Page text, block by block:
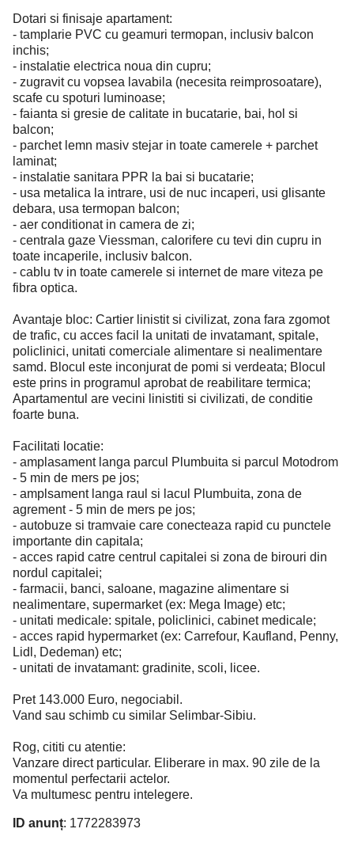
Dotari si finisaje apartament:
- tamplarie PVC cu geamuri termopan, inclusiv balcon
inchis;
- instalatie electrica noua din cupru;
- zugravit cu vopsea lavabila (necesita reimprosoatare),
scafe cu spoturi luminoase;
- faianta si gresie de calitate in bucatarie, bai, hol si
balcon;
- parchet lemn masiv stejar in toate camerele + parchet
laminat;
- instalatie sanitara PPR la bai si bucatarie;
- usa metalica la intrare, usi de nuc incaperi, usi glisante
debara, usa termopan balcon;
- aer conditionat in camera de zi;
- centrala gaze Viessman, calorifere cu tevi din cupru in
toate incaperile, inclusiv balcon.
- cablu tv in toate camerele si internet de mare viteza pe
fibra optica.
Avantaje bloc: Cartier linistit si civilizat, zona fara zgomot
de trafic, cu acces facil la unitati de invatamant, spitale,
policlinici, unitati comerciale alimentare si nealimentare
samd. Blocul este inconjurat de pomi si verdeata; Blocul
este prins in programul aprobat de reabilitare termica;
Apartamentul are vecini linistiti si civilizati, de conditie
foarte buna.
Facilitati locatie:
- amplasament langa parcul Plumbuita si parcul Motodrom
- 5 min de mers pe jos;
- amplsament langa raul si lacul Plumbuita, zona de
agrement - 5 min de mers pe jos;
- autobuze si tramvaie care conecteaza rapid cu punctele
importante din capitala;
- acces rapid catre centrul capitalei si zona de birouri din
nordul capitalei;
- farmacii, banci, saloane, magazine alimentare si
nealimentare, supermarket (ex: Mega Image) etc;
- unitati medicale: spitale, policlinici, cabinet medicale;
- acces rapid hypermarket (ex: Carrefour, Kaufland, Penny,
Lidl, Dedeman) etc;
- unitati de invatamant: gradinite, scoli, licee.
Pret 143.000 Euro, negociabil.
Vand sau schimb cu similar Selimbar-Sibiu.
Rog, cititi cu atentie:
Vanzare direct particular. Eliberare in max. 90 zile de la
momentul perfectarii actelor.
Va multumesc pentru intelegere.
ID anunț: 1772283973